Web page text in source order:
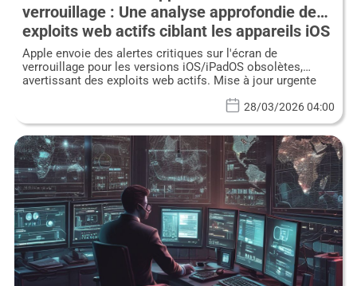
verrouillage : Une analyse approfondie des
exploits web actifs ciblant les appareils iOS
obsolètes
Apple envoie des alertes critiques sur l'écran de
verrouillage pour les versions iOS/iPadOS obsolètes,
avertissant des exploits web actifs. Mise à jour urgente
28/03/2026 04:00